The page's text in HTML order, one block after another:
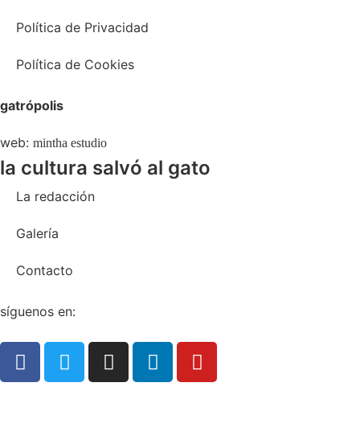
Política de Privacidad
Política de Cookies
gatrópolis
web: mintha estudio
la cultura salvó al gato
La redacción
Galería
Contacto
síguenos en: